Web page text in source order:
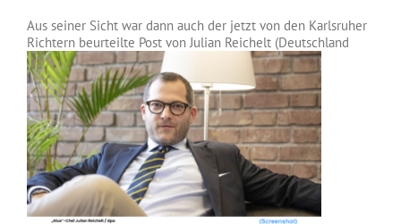
Aus seiner Sicht war dann auch der jetzt von den Karlsruher
Richtern beurteilte Post von Julian Reichelt (Deutschland